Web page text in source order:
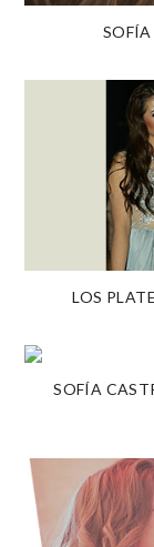
LOS
SOFÍA